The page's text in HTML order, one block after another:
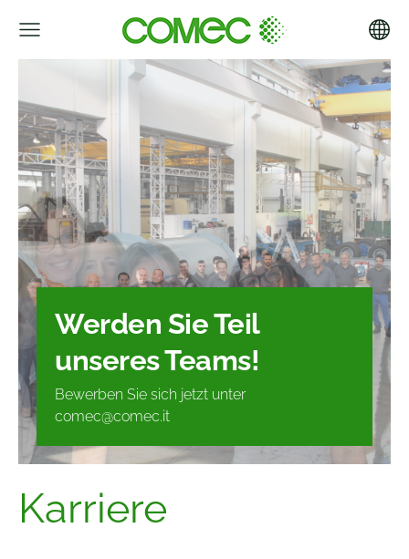
Werden Sie Teil
unseres Teams!
Bewerben Sie sich jetzt unter
comec@comec.it
Karriere